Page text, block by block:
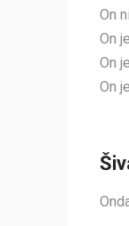
On
On
On
On